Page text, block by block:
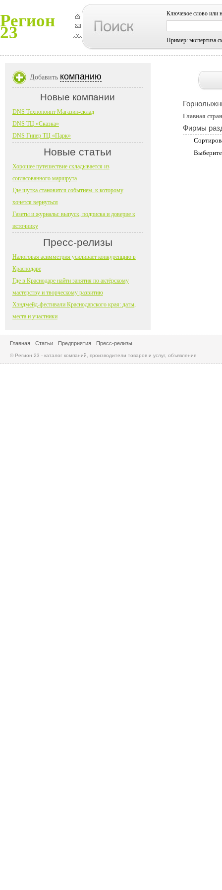
Регион
23
Ключевое слово или
Пример: экспертиза
Главная
Фирмы
Добавить компанию
Новые компании
DNS Технопоинт Магазин-склад
DNS ТЦ «Сказка»
DNS Гипер ТЦ «Парк»
Новые статьи
Хорошее путешествие складывается из
согласованного маршрута
Где шутка становится событием, к которому
хочется вернуться
Газеты и журналы: выпуск, подписка и доверие к
источнику
Пресс-релизы
Налоговая асимметрия усиливает конкуренцию в
Краснодаре
Где в Краснодаре найти занятия по актёрскому
мастерству и творческому развитию
Хэндмейд-фестивали Краснодарского края: даты,
места и участники
Главная Статьи Предприятия Пресс-релизы
© Регион 23 - каталог компаний, производители товаров и услуг, объявления